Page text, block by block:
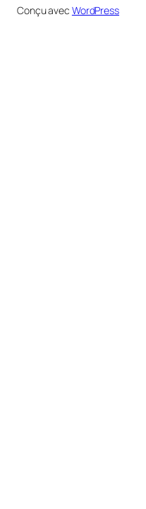
Conçu avec WordPress